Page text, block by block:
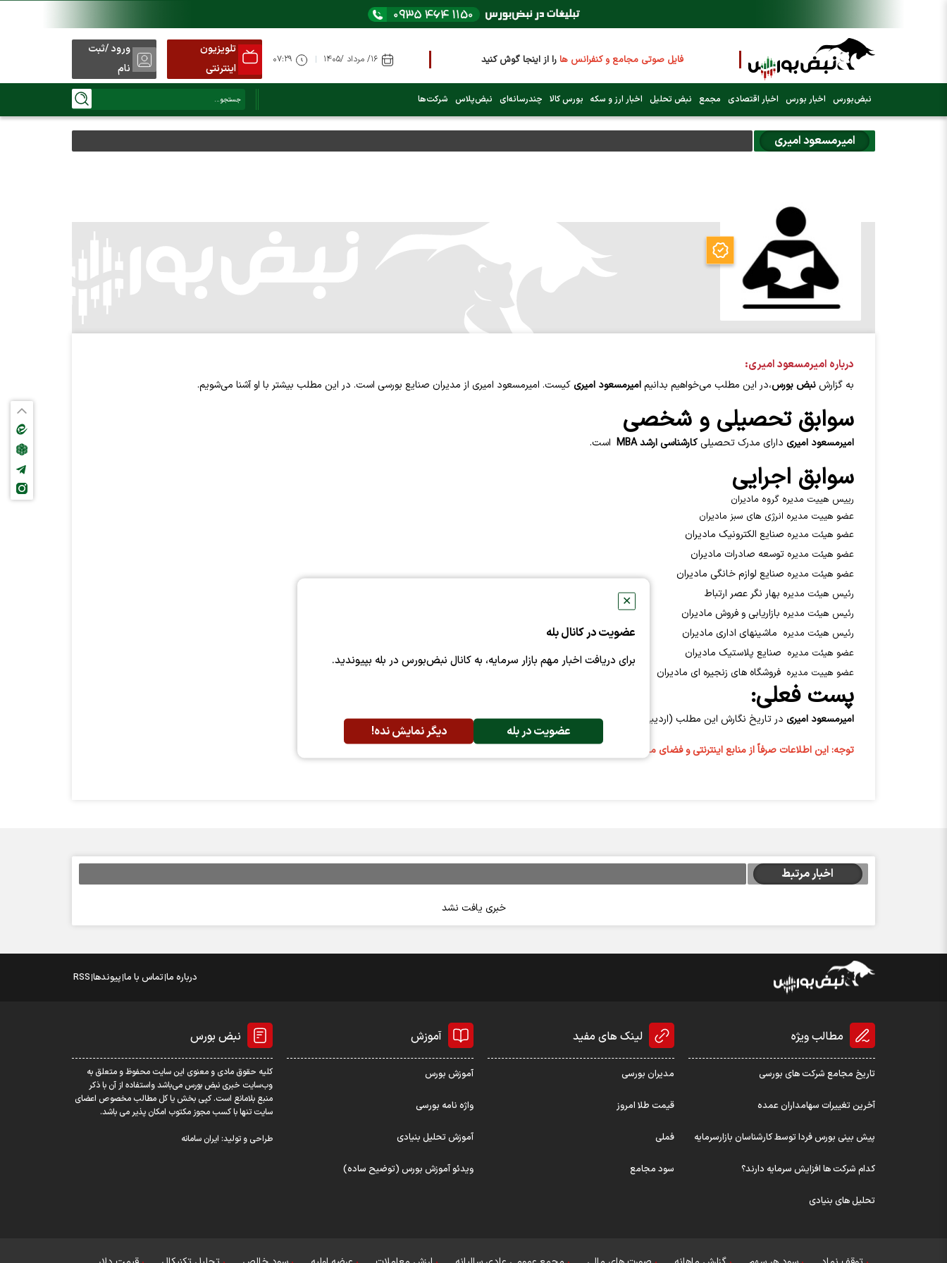
فایل صوتی مجامع و کنفرانس هارا از اینجا گوش کنید
عرضه اولیه بعدی کدام نماد است؟ (کلیک کنید)
فوری:پرداخت وام 200 میلیونی بورس از روز شنبه ۹ خرداد ۱۴۰۵
تلویزیون
اینترنتی
ورود /ثبت
نام
نبض‌بورس اخبار بورس اخبار اقتصادی مجمع نبض تحلیل اخبار ارز و سکه بورس کالا چندرسانه‌ای نبض‌پلاس شرکت‌ها
✕
عضویت در کانال بله
برای دریافت اخبار مهم بازار سرمایه، به کانال نبض‌بورس در بله بپیوندید.
عضویت در بله دیگر نمایش نده!
اميرمسعود اميري
درباره اميرمسعود اميري:
به گزارش نبض بورس،در این مطلب می‌خواهیم بدانیماميرمسعود اميري کیست. اميرمسعود اميري از مدیران صنایع بورسی است. در این مطلب بیشتر با او آشنا می‌شویم.
سوابق تحصیلی و شخصی
اميرمسعود اميري دارای مدرک تحصیلی کارشناسی ارشد MBA است.
سوابق اجرایی
رییس هییت مدیره گروه مادیران
عضو هییت مدیره انرژی های سبز مادیران
عضو هیئت مدیره صنایع الکترونیک مادیران
عضو هیئت مدیره توسعه صادرات مادیران
عضو هیئت مدیره صنایع لوازم خانگی مادیران
رئیس هیئت مدیره بهار نگر عصر ارتباط
رئیس هیئت مدیره بازاریابی و فروش مادیران
رئیس هیئت مدیره ماشینهای اداری مادیران
عضو هیئت مدیره صنایع پلاستیک مادیران
عضو هییت مدیره فروشگاه های زنجیره ای مادیران
پست فعلی:
اميرمسعود اميري در تاریخ نگارش این مطلب (اردیبهشت 1405)، سرپرست شرکت صنايع الکترونيک ماديران(الکتروماد)است.
توجه: این اطلاعات صرفاً از منابع اینترنتی و فضای مجازی جمع‌آوری شده‌اند.
اخبار مرتبط
خبری یافت نشد
درباره ما تماس با ما پیوندها RSS
مطالب ویژه
تاریخ مجامع شرکت های بورسی
آخرین تغییرات سهامداران عمده
پیش بینی بورس فردا توسط کارشناسان بازارسرمایه
کدام شرکت ها افزایش سرمایه دارند؟
تحلیل های بنیادی
لینک های مفید
مدیران بورسی
قیمت طلا امروز
فملی
سود مجامع
آموزش
آموزش بورس
واژه نامه بورسی
آموزش تحلیل بنیادی
ویدئو آموزش بورس (توضیح ساده)
نبض بورس
کلیه حقوق مادی و معنوی این سایت محفوظ و متعلق به
وب‌سایت خبری نبض بورس می‌باشد واستفاده از آن با ذکر
منبع بلامانع است. کپی بخش یا کل مطالب مخصوص اعضای
سایت تنها با کسب مجوز مکتوب امکان پذیر می باشد.
طراحی و تولید: ایران سامانه